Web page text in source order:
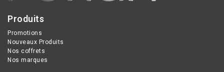
Produits
Promotions
Nouveaux Produits
Nos coffrets
Nos marques